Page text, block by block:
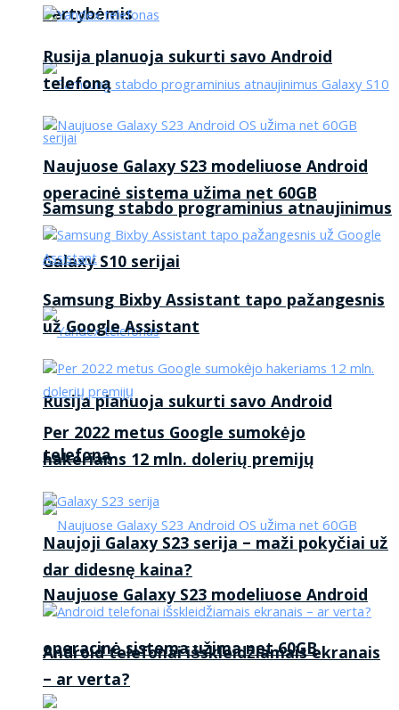
vertybėmis
Samsung stabdo programinius atnaujinimus
Galaxy S10 serijai
Rusija planuoja sukurti savo Android
telefoną
Naujuose Galaxy S23 modeliuose Android
operacinė sistema užima net 60GB
Rusija planuoja sukurti savo Android
telefoną
Naujuose Galaxy S23 modeliuose Android
operacinė sistema užima net 60GB
Samsung Bixby Assistant tapo pažangesnis
už Google Assistant
Per 2022 metus Google sumokėjo
hakeriams 12 mln. dolerių premijų
Naujoji Galaxy S23 serija – maži pokyčiai už
dar didesnę kaina?
Android telefonai išskleidžiamais ekranais
– ar verta?